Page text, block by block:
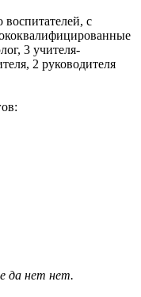
с
3 учителя-
2 руководителя
да нет нет.